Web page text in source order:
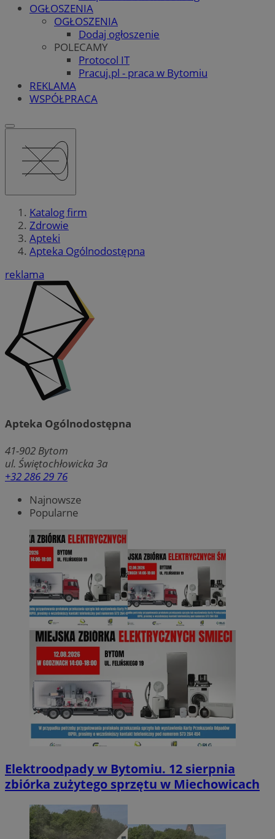
OGŁOSZENIA
OGŁOSZENIA
Dodaj ogłoszenie
POLECAMY
Protocol IT
Pracuj.pl - praca w Bytomiu
REKLAMA
WSPÓŁPRACA
Katalog firm
Zdrowie
Apteki
Apteka Ogólnodostępna
reklama
Apteka Ogólnodostępna
41-902 Bytom
ul. Świętochłowicka 3a
+32 286 29 76
Najnowsze
Popularne
Elektroodpady w Bytomiu. 12 sierpnia
zbiórka zużytego sprzętu w Miechowicach